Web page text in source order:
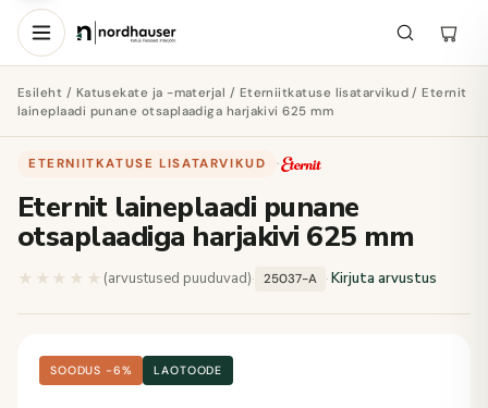
Esileht / Katusekate ja -materjal / Eterniitkatuse lisatarvikud / Eternit
laineplaadi punane otsaplaadiga harjakivi 625 mm
ETERNIITKATUSE LISATARVIKUD ·
Eternit laineplaadi punane
otsaplaadiga harjakivi 625 mm
★★★★★ ★★★★★
(arvustused puuduvad)· 25037-A ·Kirjuta arvustus
SOODUS −6% LAOTOODE